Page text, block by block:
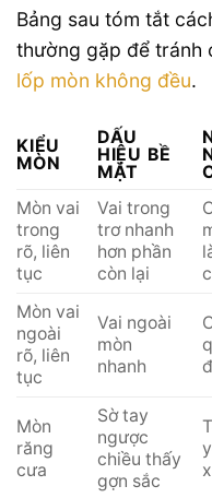
Bảng sau tóm tắt
thường gặp để tránh
lốp mòn không đều.
KIỂU
MÒN
DẤU
HIỆU BỀ
MẶT
Mòn vai
trong
rõ, liên
tục
Vai trong
trơ nhanh
hơn phần
còn lại
Mòn vai
ngoài
rõ, liên
tục
Vai ngoài
mòn
nhanh
Mòn
răng
cưa
Sờ tay
ngược
chiều thấy
gợn sắc